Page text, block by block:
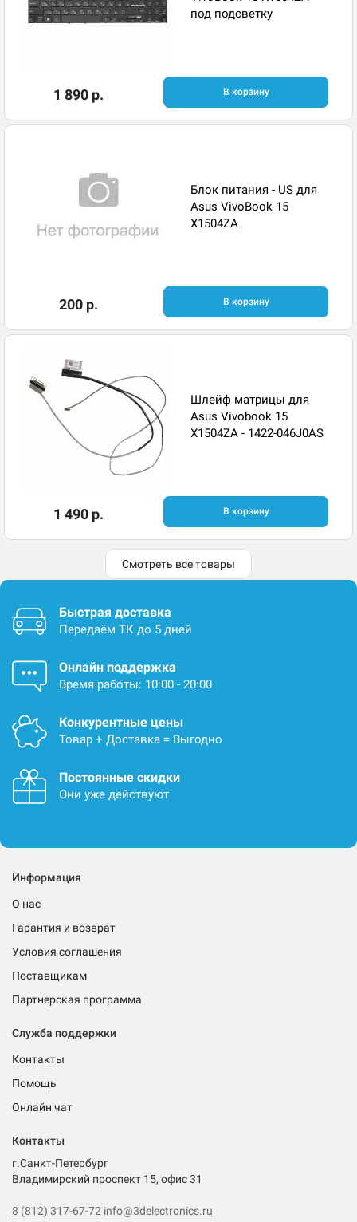
под подсветку
1 890 р. В корзину
Блок питания - US для
Asus VivoBook 15
X1504ZA
200 р. В корзину
Шлейф матрицы для
Asus Vivobook 15
X1504ZA - 1422-046J0AS
1 490 р. В корзину
Смотреть все товары
Быстрая доставка
Передаём ТК до 5 дней
Онлайн поддержка
Время работы: 10:00 - 20:00
Конкурентные цены
Товар + Доставка = Выгодно
Постоянные скидки
Они уже действуют
Информация
О нас
Гарантия и возврат
Условия соглашения
Поставщикам
Партнерская программа
Служба поддержки
Контакты
Помощь
Онлайн чат
Контакты
г.Санкт-Петербург
Владимирский проспект 15, офис 31
8 (812) 317-67-72 info@3delectronics.ru